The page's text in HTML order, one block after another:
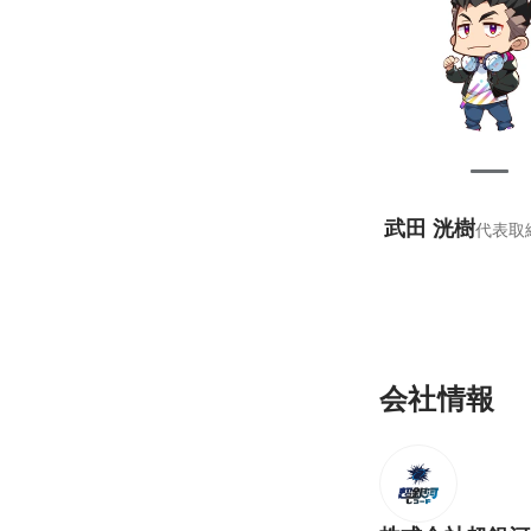
武田 洸樹代表取
会社情報